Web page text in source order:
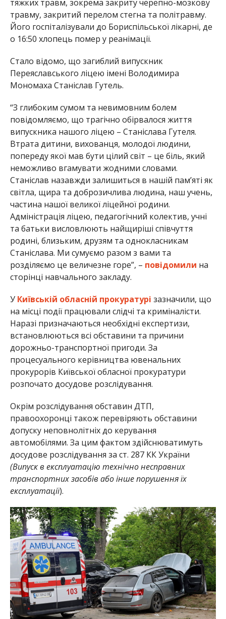
тяжких травм, зокрема закриту черепно-мозкову
травму, закритий перелом стегна та політравму.
Його госпіталізували до Бориспільської лікарні, де
о 16:50 хлопець помер у реанімації.
Стало відомо, що загиблий випускник
Переяславського ліцею імені Володимира
Мономаха Станіслав Гутель.
“З глибоким сумом та невимовним болем
повідомляємо, що трагічно обірвалося життя
випускника нашого ліцею – Станіслава Гутеля.
Втрата дитини, вихованця, молодої людини,
попереду якої мав бути цілий світ – це біль, який
неможливо вгамувати жодними словами.
Станіслав назавжди залишиться в нашій пам’яті як
світла, щира та доброзичлива людина, наш учень,
частина нашої великої ліцейної родини.
Адміністрація ліцею, педагогічний колектив, учні
та батьки висловлюють найщиріші співчуття
родині, близьким, друзям та однокласникам
Станіслава. Ми сумуємо разом з вами та
розділяємо це величезне горе”, – повідомили на
сторінці навчального закладу.
У Київській обласній прокуратурі зазначили, що
на місці події працювали слідчі та криміналісти.
Наразі призначаються необхідні експертизи,
встановлюються всі обставини та причини
дорожньо-транспортної пригоди. За
процесуального керівництва ювенальних
прокурорів Київської обласної прокуратури
розпочато досудове розслідування.
Окрім розслідування обставин ДТП,
правоохоронці також перевіряють обставини
допуску неповнолітніх до керування
автомобілями. За цим фактом здійснюватимуть
досудове розслідування за ст. 287 КК України
(Випуск в експлуатацію технічно несправних
транспортних засобів або інше порушення їх
експлуатації).